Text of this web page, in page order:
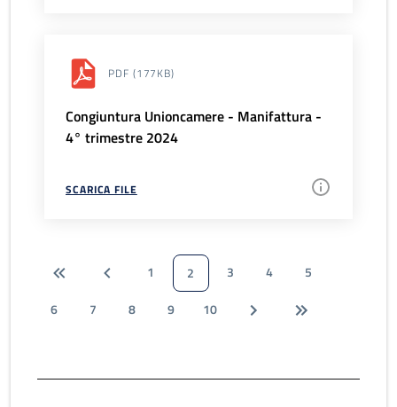
PDF (177KB)
Congiuntura Unioncamere - Manifattura -
4° trimestre 2024
SCARICA FILE
1 2 3 4
5
6
7 8 9 10